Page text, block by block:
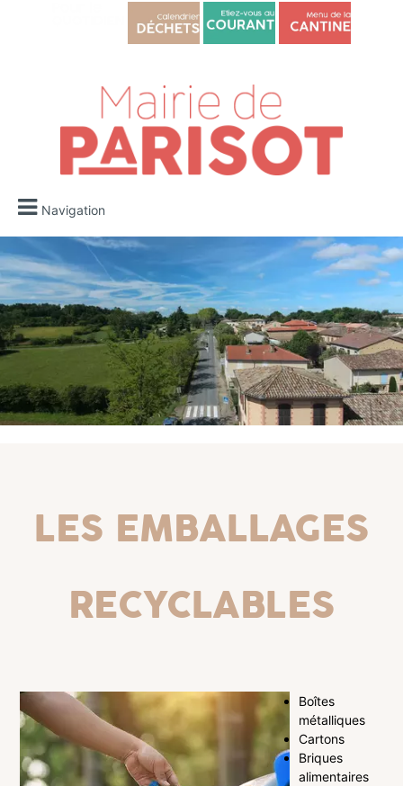
Navigation
Les emballages
recyclables
Boîtes
métalliques
Cartons
Briques
alimentaires